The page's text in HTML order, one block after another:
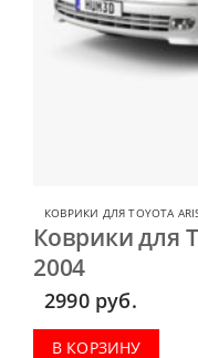
КОВРИКИ ДЛЯ TOYOTA
Коврики для
2004
2990 руб.
В КОРЗИНУ